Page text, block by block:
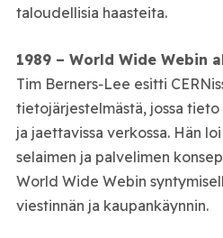
taloudellisia haasteita.
1989 – World Wide Webin
Tim Berners‑Lee esitti
tietojärjestelmästä, jossa
ja jaettavissa verkossa. Hän
selaimen ja palvelimen
World Wide Webin
viestinnän ja kaupankäynnin.